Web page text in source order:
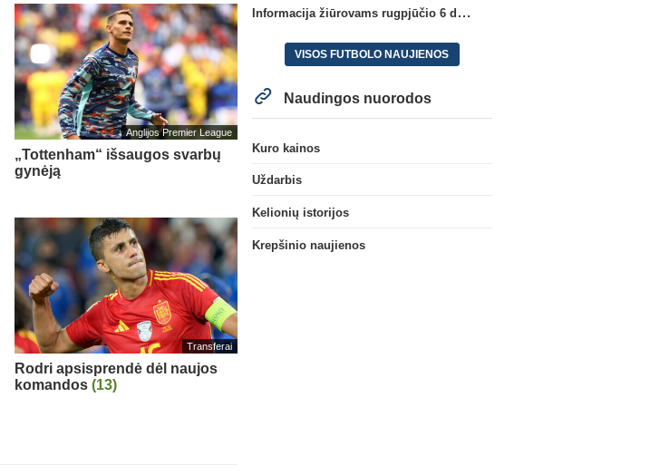
Anglijos Premier League
„Tottenham“ išsaugos svarbų
gynėją
Transferai
Rodri apsisprendė dėl naujos
komandos (13)
Informacija žiūrovams rugpjūčio 6 d. UEFA rungtynėms
VISOS FUTBOLO NAUJIENOS
Naudingos nuorodos
Kuro kainos
Uždarbis
Kelionių istorijos
Krepšinio naujienos